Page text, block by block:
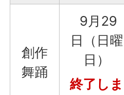
創作
舞踊
9月29
日（日曜
日）
終了しま